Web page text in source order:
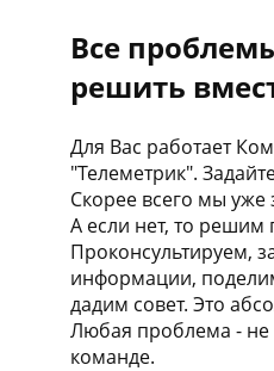
Все
решить
Для Вас работает
"Телеметрик".
Скорее всего мы уже
А если нет, то решим
Проконсультируем,
информации,
дадим совет. Это
Любая проблема - не
команде.